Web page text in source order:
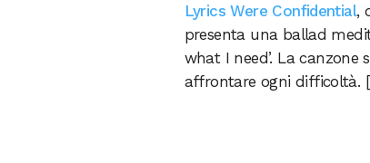
Lyrics Were Confidential,
presenta una ballad
what I need’. La canzone
affrontare ogni difficoltà.